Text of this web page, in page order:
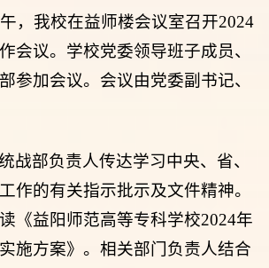
，我校在益师楼会议室召开2024
会议。学校党委领导班子成员、
参加会议。会议由党委副书记、
战部负责人传达学习中央、省、
作的有关指示批示及文件精神。
《益阳师范高等专科学校2024年
施方案》。相关部门负责人结合